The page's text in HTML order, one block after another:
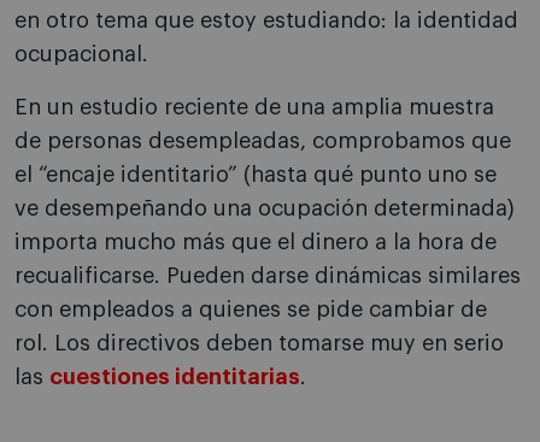
en otro tema que estoy estudiando: la identidad
ocupacional.
En un estudio reciente de una amplia muestra
de personas desempleadas, comprobamos que
el “encaje identitario” (hasta qué punto uno se
ve desempeñando una ocupación determinada)
importa mucho más que el dinero a la hora de
recualificarse. Pueden darse dinámicas similares
con empleados a quienes se pide cambiar de
rol. Los directivos deben tomarse muy en serio
las cuestiones identitarias.